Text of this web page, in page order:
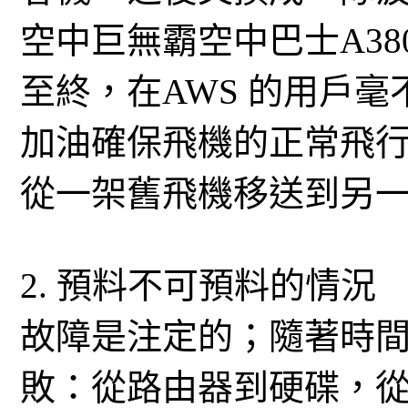
空中巨無霸空中巴士
至終，在AWS 的用戶
加油確保飛機的正常飛
從一架舊飛機移送到另
2. 預料不可預料的情況
故障是注定的；隨著時
敗：從路由器到硬碟，